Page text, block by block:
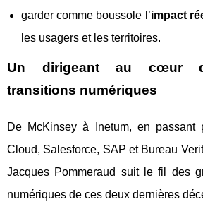
garder comme boussole l’impact
les usagers et les territoires.
Un dirigeant au cœur
transitions numériques
De McKinsey à Inetum, en passant
Cloud, Salesforce, SAP et Bureau
Jacques Pommeraud suit le fil des
numériques de ces deux dernières